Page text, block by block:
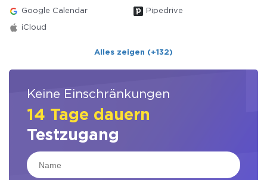
Google Calendar Pipedrive
iCloud
Alles zeigen (+132)
Keine Einschränkungen
14 Tage dauern
Testzugang